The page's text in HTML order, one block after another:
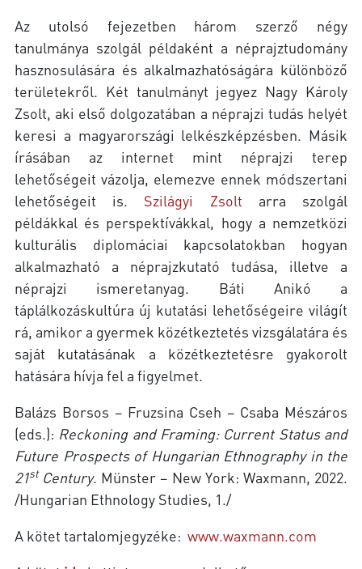
Az utolsó fejezetben három szerző négy
tanulmánya szolgál példaként a néprajztudomány
hasznosulására és alkalmazhatóságára különböző
területekről. Két tanulmányt jegyez Nagy Károly
Zsolt, aki első dolgozatában a néprajzi tudás helyét
keresi a magyarországi lelkészképzésben. Másik
írásában az internet mint néprajzi terep
lehetőségeit vázolja, elemezve ennek módszertani
lehetőségeit is. Szilágyi Zsolt arra szolgál
példákkal és perspektívákkal, hogy a nemzetközi
kulturális diplomáciai kapcsolatokban hogyan
alkalmazható a néprajzkutató tudása, illetve a
néprajzi ismeretanyag. Báti Anikó a
táplálkozáskultúra új kutatási lehetőségeire világít
rá, amikor a gyermek közétkeztetés vizsgálatára és
saját kutatásának a közétkeztetésre gyakorolt
hatására hívja fel a figyelmet.
Balázs Borsos – Fruzsina Cseh – Csaba Mészáros
(eds.): Reckoning and Framing: Current Status and
Future Prospects of Hungarian Ethnography in the
21stCentury. Münster – New York: Waxmann, 2022.
/Hungarian Ethnology Studies, 1./
A kötet tartalomjegyzéke: www.waxmann.com